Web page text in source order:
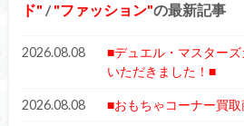
ド / ファッション の最新記事
2026.08.08
■デュエル・マスター
いただきました！■
2026.08.08 ■おもちゃコーナー買